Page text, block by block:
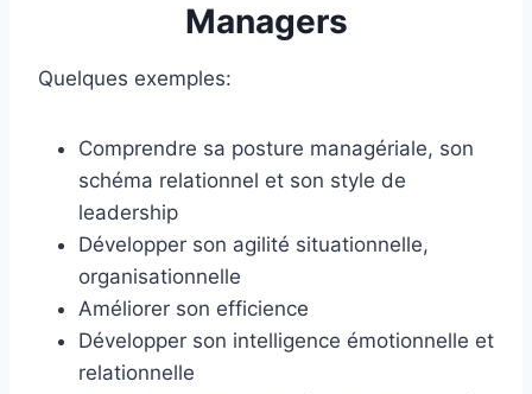
Managers
Quelques exemples:
Comprendre sa posture managériale, son
schéma relationnel et son style de
leadership
Développer son agilité situationnelle,
organisationnelle
Améliorer son efficience
Développer son intelligence émotionnelle et
relationnelle